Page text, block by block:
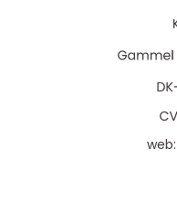
web: